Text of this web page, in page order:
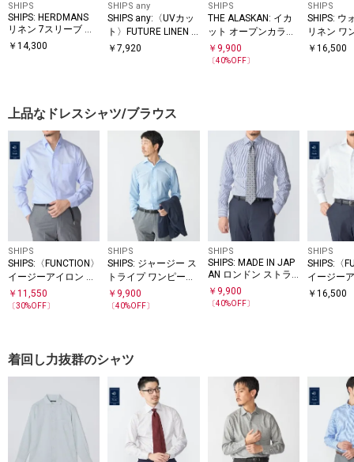
SHIPS
SHIPS: HERDMANS
リネン 7スリーブ カ
プリ シャツ
￥ 14,300
SHIPS any
SHIPS any:〈UVカッ
ト〉FUTURE LINEN C
ANVAS リネンライク
￥7,920
SHIPS
THE ALASKAN: イカ
ット オープンカラー
シャツ
￥ 9,900
〔40%OFF〕
SHIPS
SHIPS: ウ
リネン ワ
ラー ソリ
￥16,500
上品なドレスシャツ/ブラウス
SHIPS
SHIPS:〈FUNCTION〉
イージーアイロン ピ
ケ イタリアン ボタン
ダウン シャツ
￥ 11,550
〔30%OFF〕
SHIPS
SHIPS: ジャージー ス
トライプ ワンピース
カラー シャツ
￥ 9,900
〔40%OFF〕
SHIPS
SHIPS: MADE IN JAP
AN ロンドン ストラ
イプ ワイドカラー シ
ャツ
￥ 9,900
〔40%OFF〕
SHIPS
SHIPS:〈
イージー
リンボー
￥16,500
着回し力抜群のシャツ